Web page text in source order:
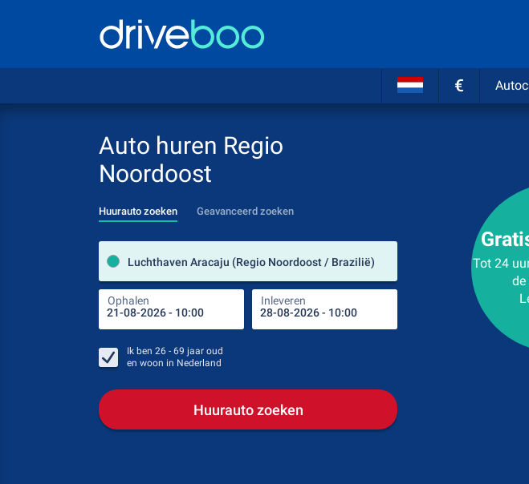
€
Auto huren Regio
Noordoost
Huurauto zoeken Geavanceerd zoeken
Luchthaven Aracaju (Regio Noordoost / Brazilië)
Ophalen Inleveren
Verhuurlocatie
Plaats voor teruggave
Ik ben 26 - 69 jaar oud
en woon in Nederland
Huurauto zoeken
Tot 24
de